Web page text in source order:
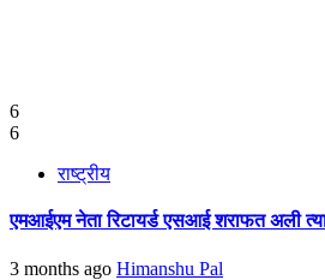
6
6
राष्ट्रीय
एमआईएम नेता रिटायर्ड एसआई शराफत अली
3 months ago Himanshu Pal